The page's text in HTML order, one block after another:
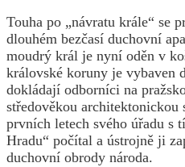
Touha po „návratu krále“ se
dlouhém bezčasí duchovní
moudrý král je nyní oděn v
královské koruny je vybaven
dokládají odborníci na
středověkou
prvních letech svého úřadu s
Hradu“ počítal a ústrojně ji
duchovní obrody národa.